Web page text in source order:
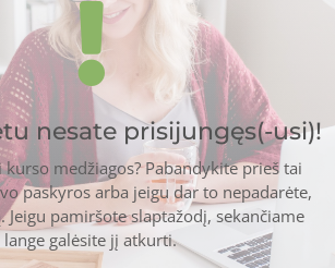

nesate prisijungęs(-usi)!
medžiagos? Pabandykite prieš tai
paskyros arba jeigu dar to nepadarėte,
Jeigu pamiršote slaptažodį, sekančiame
lange galėsite jį atkurti.